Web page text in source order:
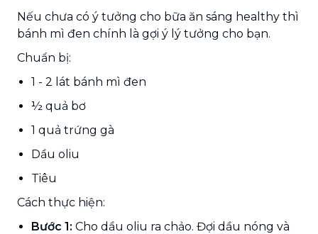
Nếu chưa có ý tưởng cho bữa ăn sáng healthy thì
bánh mì đen chính là gợi ý lý tưởng cho bạn.
Chuẩn bị:
1 - 2 lát bánh mì đen
½ quả bơ
1 quả trứng gà
Dầu oliu
Tiêu
Cách thực hiện:
Bước 1: Cho dầu oliu ra chảo. Đợi dầu nóng và